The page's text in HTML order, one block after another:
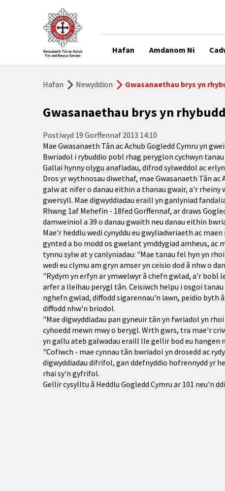
Hafan Amdanom Ni
Hafan Newyddion Gwasanaethau brys yn
Gwasanaethau brys yn
Postiwyd 19 Gorffennaf 2013 14:10
Mae Gwasanaeth Tân ac Achub Gogledd Cymru yn
Bwriadol i rybuddio pobl rhag peryglon cychwyn
Gallai hynny olygu anafiadau, difrod sylweddol ac
Dros yr wythnosau diwethaf, mae Gwasanaeth Tân ac
galw at nifer o danau eithin a thanau gwair, a'r rheiny
gwersyll. Mae digwyddiadau eraill yn ganlyniad
Rhwng 1af Mehefin - 18fed Gorffennaf, ar draws
damweiniol a 39 o danau gwaith neu danau eithin
Mae'r heddlu wedi cynyddu eu gwyliadwriaeth ac
gynted a bo modd os gwelant ymddygiad amheus, ac
tynnu sylw at y canlyniadau: "Mae tanau fel hyn yn
wedi eu clymu am gryn amser yn ceisio dod â nhw o
"Rydym yn erfyn ar ymwelwyr â chefn gwlad, a'r bobl
arfer a lleihau perygl tân. Ceisiwch helpu i osgoi
nghefn gwlad, diffodd sigarennau'n iawn, peidio byth
diffodd nhw'n briodol.
"Mae digwyddiadau pan gyneuir tân yn fwriadol yn
cyhoedd mewn mwy o berygl. Wrth gwrs, tra mae'r
yn gallu ateb galwadau eraill lle gellir bod eu hangen
"Cofiwch - mae cynnau tân bwriadol yn drosedd ac
digwyddiadau difrifol, gan ddefnyddio hofrennydd yr
rhai sy'n gyfrifol.
Gellir cysylltu â Heddlu Gogledd Cymru ar 101 neu'n